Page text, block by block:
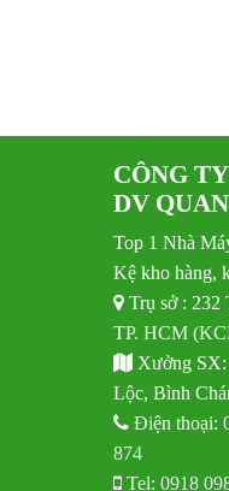
CÔNG
DV
Top 1 Nhà
Kệ kho hàng,
Trụ sở : 232
TP. HCM
Xưởng
Lộc, Bình
Điện thoại:
874
Tel:0918